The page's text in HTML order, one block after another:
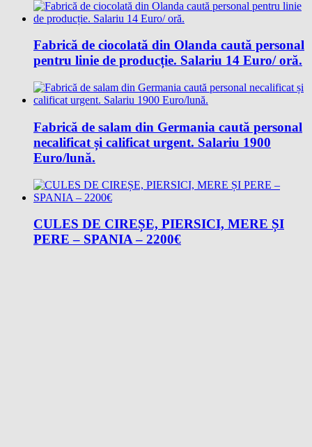
Fabrică de ciocolată din Olanda caută personal
pentru linie de producție. Salariu 14 Euro/ oră.
Fabrică de salam din Germania caută personal
necalificat și calificat urgent. Salariu 1900
Euro/lună.
CULES DE CIREȘE, PIERSICI, MERE ȘI
PERE – SPANIA – 2200€